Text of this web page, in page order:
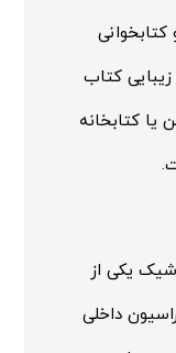
کتاب
کتابخانه
یکی از
داخلی